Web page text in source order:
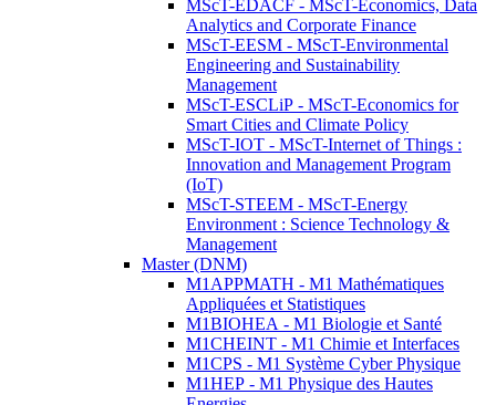
MScT-EDACF - MScT-Economics, Data
Analytics and Corporate Finance
MScT-EESM - MScT-Environmental
Engineering and Sustainability
Management
MScT-ESCLiP - MScT-Economics for
Smart Cities and Climate Policy
MScT-IOT - MScT-Internet of Things :
Innovation and Management Program
(IoT)
MScT-STEEM - MScT-Energy
Environment : Science Technology &
Management
Master (DNM)
M1APPMATH - M1 Mathématiques
Appliquées et Statistiques
M1BIOHEA - M1 Biologie et Santé
M1CHEINT - M1 Chimie et Interfaces
M1CPS - M1 Système Cyber Physique
M1HEP - M1 Physique des Hautes